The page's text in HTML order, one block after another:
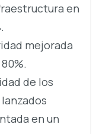
en
mejorada
de los
en un